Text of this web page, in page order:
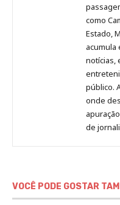
como
Estado,
acumula
notícias,
público.
onde
de
VOCÊ PODE GOSTAR